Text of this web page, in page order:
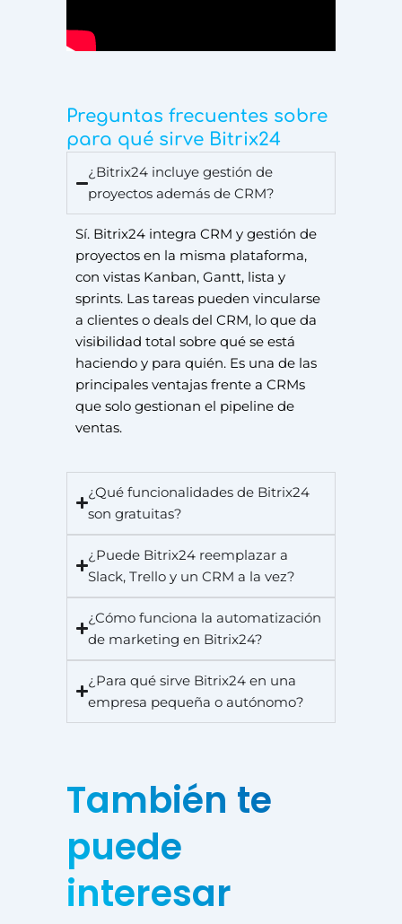
Preguntas frecuentes sobre
para qué sirve Bitrix24
¿Bitrix24 incluye gestión de
proyectos además de CRM?
Sí. Bitrix24 integra CRM y gestión de
proyectos en la misma plataforma,
con vistas Kanban, Gantt, lista y
sprints. Las tareas pueden vincularse
a clientes o deals del CRM, lo que da
visibilidad total sobre qué se está
haciendo y para quién. Es una de las
principales ventajas frente a CRMs
que solo gestionan el pipeline de
ventas.
¿Qué funcionalidades de Bitrix24
son gratuitas?
¿Puede Bitrix24 reemplazar a
Slack, Trello y un CRM a la vez?
¿Cómo funciona la automatización
de marketing en Bitrix24?
¿Para qué sirve Bitrix24 en una
empresa pequeña o autónomo?
También te
puede
interesar